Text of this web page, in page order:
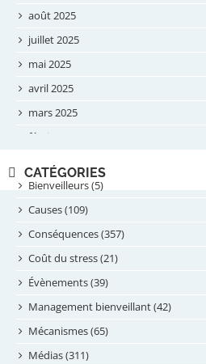
août 2025
juillet 2025
mai 2025
avril 2025
mars 2025
février 2025
septembre 2024
août 2024
juillet 2024
juin 2024
mai 2024
avril 2024
février 2024
janvier 2024
CATÉGORIES
Bienveilleurs (5)
Causes (109)
Conséquences (357)
Coût du stress (21)
Évènements (39)
Management bienveillant (42)
Mécanismes (65)
Médias (311)